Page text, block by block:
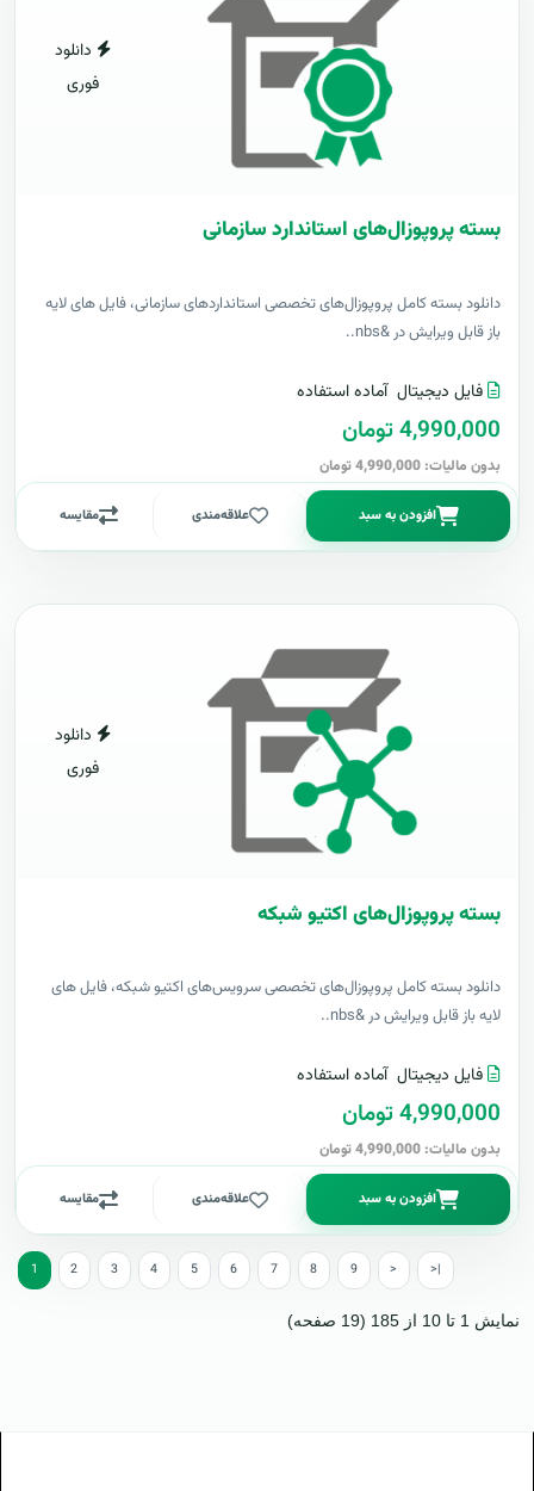
دانلود
فوری
بسته پروپوزال‌های استاندارد سازمانی
دانلود بسته کامل پروپوزال‌های تخصصی استانداردهای سازمانی، فایل های لایه
باز قابل ویرایش در &nbs..
فایل دیجیتال آماده استفاده
4,990,000 تومان
بدون مالیات: 4,990,000 تومان
افزودن به سبد علاقه‌مندی مقایسه
دانلود
فوری
بسته پروپوزال‌های اکتیو شبکه
دانلود بسته کامل پروپوزال‌های تخصصی سرویس‌های اکتیو شبکه، فایل های
لایه باز قابل ویرایش در &nbs..
فایل دیجیتال آماده استفاده
4,990,000 تومان
بدون مالیات: 4,990,000 تومان
افزودن به سبد علاقه‌مندی مقایسه
1 2 3 4 5 6 7 8 9 > >|
نمایش 1 تا 10 از 185 (19 صفحه)